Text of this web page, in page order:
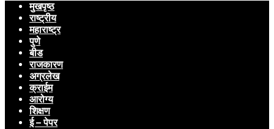
मुखपृष्ठ
राष्ट्रीय
महाराष्ट्र
पुणे
बीड
राजकारण
अग्रलेख
क्राईम
आरोग्य
शिक्षण
ई – पेपर